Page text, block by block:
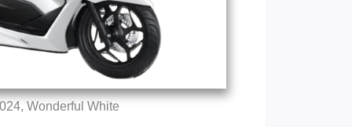
Wonderful White